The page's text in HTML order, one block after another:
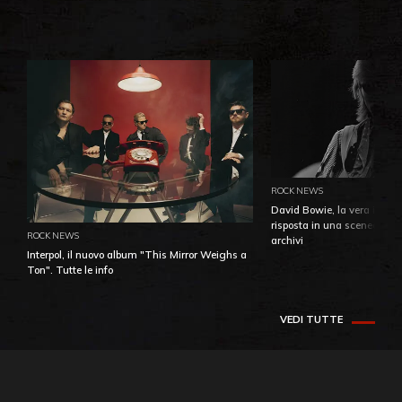
ROCK NEWS
Interpol, il nuovo album "This Mirror Weighs a
Ton". Tutte le info
ROCK NEWS
David Bowie, la vera
risposta in una
archivi
VEDI TUTTE